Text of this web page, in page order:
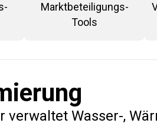
Marktbeteiligungs-
Tools
verwaltet Wasser-,